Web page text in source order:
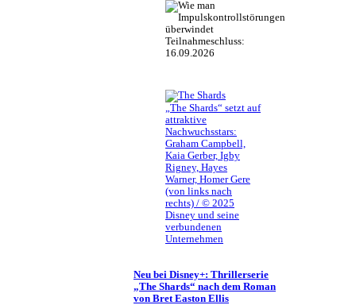
Teilnahmeschluss:
16.09.2026
„The Shards“ setzt auf
attraktive
Nachwuchsstars:
Graham Campbell,
Kaia Gerber, Igby
Rigney, Hayes
Warner, Homer Gere
(von links nach
rechts) / © 2025
Disney und seine
verbundenen
Unternehmen
Neu bei Disney+: Thrillerserie
„The Shards“ nach dem Roman
von Bret Easton Ellis